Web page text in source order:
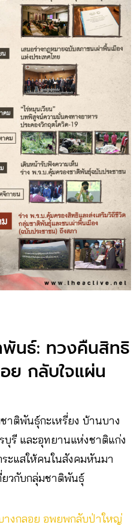
นธ์: ทวงคืนสิทธิ
ย กลับใจแผ่น
ติพันธุ์กะเหรี่ยง บ้านบาง
บุรี และอุทยานแห่งชาติแก่ง
ะแสให้คนในสังคมหันมา
ยวกับกลุ่มชาติพันธุ์
างกลอย อพยพกลับป่าใหญ่